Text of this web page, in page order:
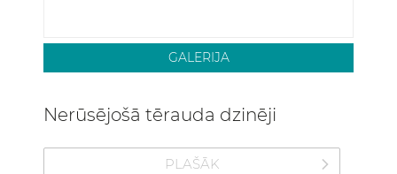
Nerūsējošā tērauda dzinēji
PLAŠĀK
GALERIJA